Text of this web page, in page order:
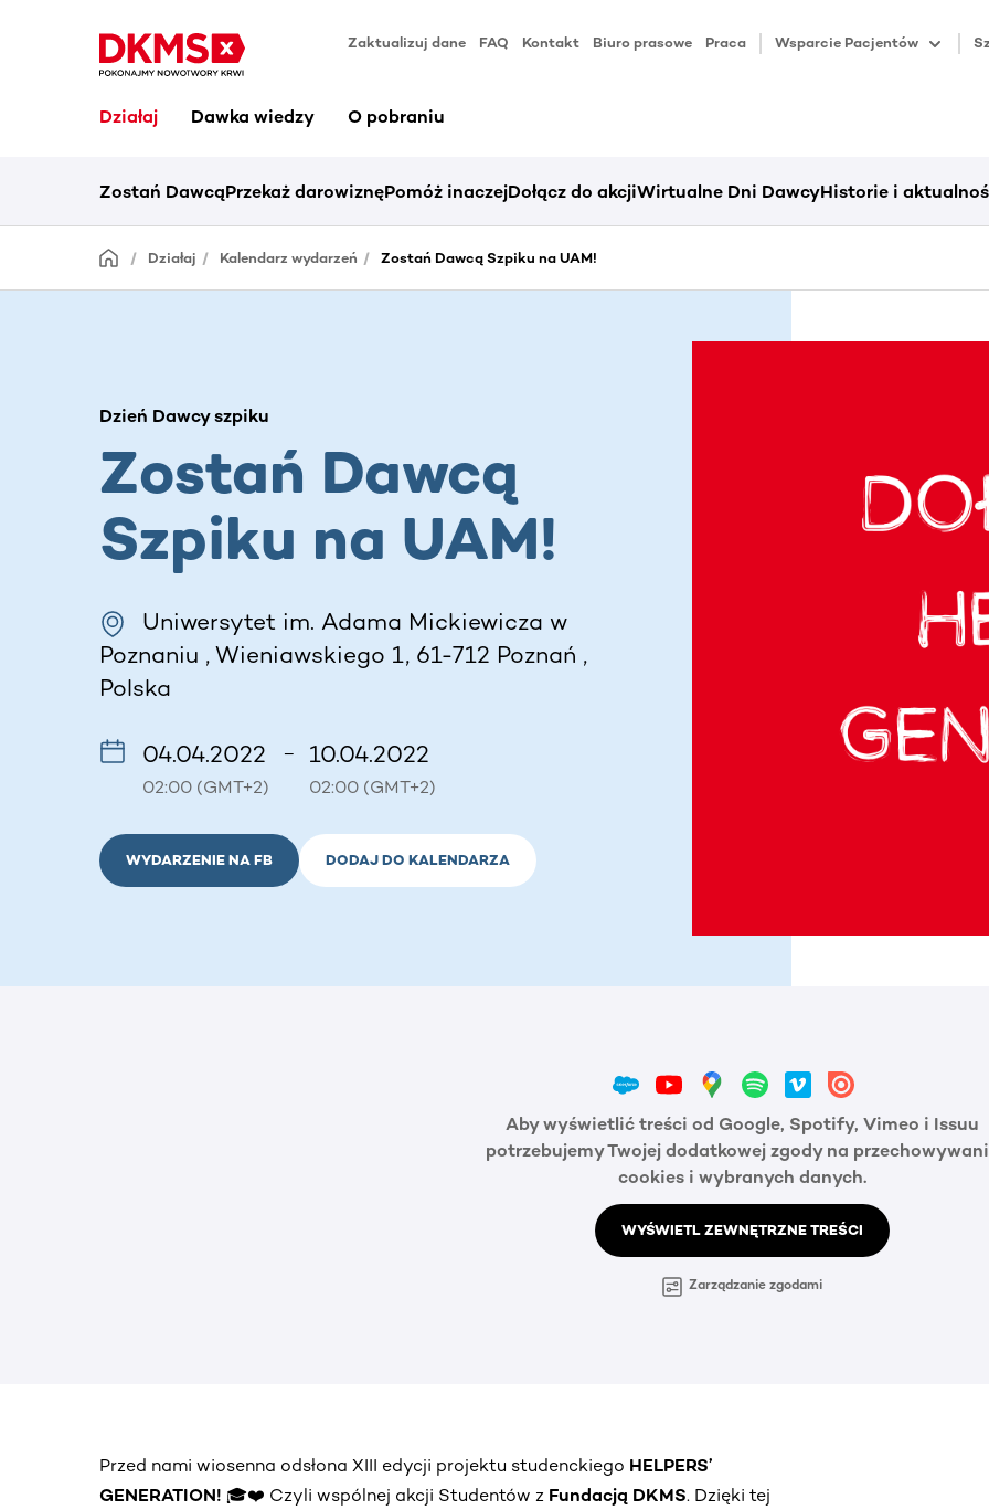
Zaktualizuj dane FAQ Kontakt Biuro prasowe Praca Wsparcie Pacjentów
Działaj Dawka wiedzy O pobraniu
Zostań DawcąPrzekaż darowiznęPomóż inaczejDołącz do akcjiWirtualne Dni DawcyHistorie i
Działaj Kalendarz wydarzeń Zostań Dawcą Szpiku na UAM!
Dzień Dawcy szpiku
Zostań Dawcą
Szpiku na UAM!
Uniwersytet im. Adama Mickiewicza w
Poznaniu , Wieniawskiego 1, 61-712 Poznań ,
Polska
04.04.2022
02:00 (GMT+2)
– 10.04.2022
02:00 (GMT+2)
WYDARZENIE NA FB DODAJ DO KALENDARZA
Aby wyświetlić treści od Google, Spotify, Vimeo i Issuu
potrzebujemy Twojej dodatkowej zgody na
cookies i wybranych danych.
WYŚWIETL ZEWNĘTRZNE TREŚCI
Zarządzanie zgodami
Przed nami wiosenna odsłona XIII edycji projektu studenckiego HELPERS’
GENERATION! 🎓❤️ Czyli wspólnej akcji Studentów z Fundacją DKMS. Dzięki tej